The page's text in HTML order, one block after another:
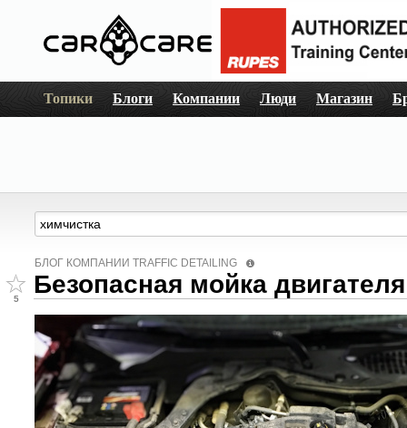
Топики Блоги Компании Люди Магазин
БЛОГ КОМПАНИИ TRAFFIC DETAILING
5
Безопасная мойка